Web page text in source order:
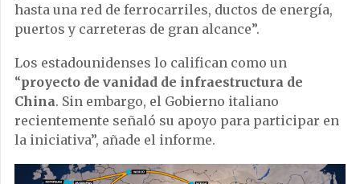
hasta una red de ferrocarriles, ductos de energía,
puertos y carreteras de gran alcance”.
Los estadounidenses lo califican como un
“proyecto de vanidad de infraestructura de
China. Sin embargo, el Gobierno italiano
recientemente señaló su apoyo para participar en
la iniciativa”, añade el informe.